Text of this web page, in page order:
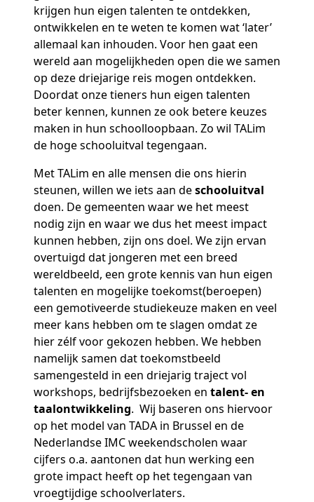
krijgen hun eigen talenten te ontdekken,
ontwikkelen en te weten te komen wat ‘later’
allemaal kan inhouden. Voor hen gaat een
wereld aan mogelijkheden open die we samen
op deze driejarige reis mogen ontdekken.
Doordat onze tieners hun eigen talenten
beter kennen, kunnen ze ook betere keuzes
maken in hun schoolloopbaan. Zo wil TALim
de hoge schooluitval tegengaan.
Met TALim en alle mensen die ons hierin
steunen, willen we iets aan deschooluitval
doen. De gemeenten waar we het meest
nodig zijn en waar we dus het meest impact
kunnen hebben, zijn ons doel. We zijn ervan
overtuigd dat jongeren met een breed
wereldbeeld, een grote kennis van hun eigen
talenten en mogelijke toekomst(beroepen)
een gemotiveerde studiekeuze maken en veel
meer kans hebben om te slagen omdat ze
hier zélf voor gekozen hebben. We hebben
namelijk samen dat toekomstbeeld
samengesteld in een driejarig traject vol
workshops, bedrijfsbezoeken en talent- en
taalontwikkeling. Wij baseren ons hiervoor
op het model van TADA in Brussel en de
Nederlandse IMC weekendscholen waar
cijfers o.a. aantonen dat hun werking een
grote impact heeft op het tegengaan van
vroegtijdige schoolverlaters.